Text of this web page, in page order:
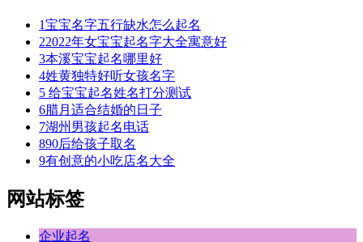
1宝宝名字五行缺水怎么起名
22022年女宝宝起名字大全寓意好
3本溪宝宝起名哪里好
4姓黄独特好听女孩名字
5 给宝宝起名姓名打分测试
6腊月适合结婚的日子
7湖州男孩起名电话
890后给孩子取名
9有创意的小吃店名大全
网站标签
企业起名